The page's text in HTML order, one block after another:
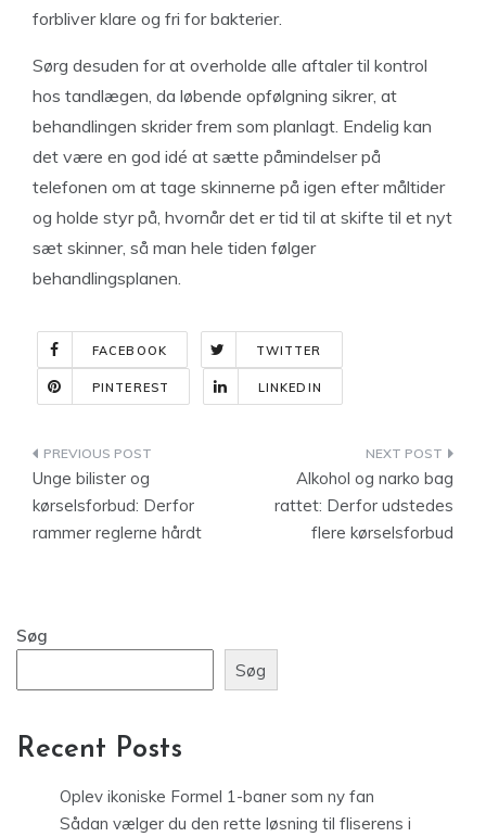
forbliver klare og fri for bakterier.
Sørg desuden for at overholde alle aftaler til kontrol
hos tandlægen, da løbende opfølgning sikrer, at
behandlingen skrider frem som planlagt. Endelig kan
det være en god idé at sætte påmindelser på
telefonen om at tage skinnerne på igen efter måltider
og holde styr på, hvornår det er tid til at skifte til et nyt
sæt skinner, så man hele tiden følger
behandlingsplanen.
FACEBOOK TWITTER
PINTEREST LINKEDIN
Indlægsnavigation
Unge bilister og
kørselsforbud: Derfor
rammer reglerne hårdt
Alkohol og narko bag
rattet: Derfor udstedes
flere kørselsforbud
Søg
Søg
Recent Posts
Oplev ikoniske Formel 1-baner som ny fan
Sådan vælger du den rette løsning til fliserens i